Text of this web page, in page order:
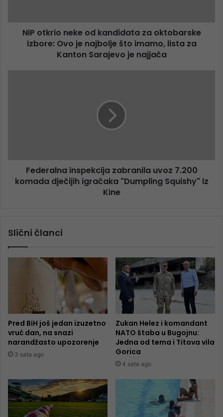
NiP otkrio neke od kandidata za oktobarske
izbore: Ovo je najbolje što imamo, lista za
Kanton Sarajevo je najjača
Federalna inspekcija zabranila uvoz 7.200
komada dječijih igračaka "Dumpling Squishy" iz
Kine
Slični članci
Pred BiH još jedan izuzetno
vruć dan, na snazi
narandžasto upozorenje
3 sata ago
Zukan Helez i komandant
NATO štaba u Bugojnu:
Jedna od tema i Titova vila
Gorica
4 sata ago